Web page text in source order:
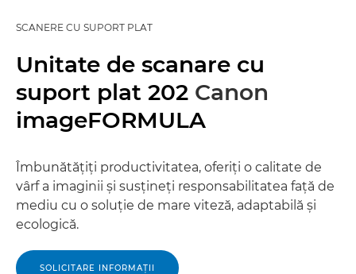
SCANERE CU SUPORT PLAT
Unitate de scanare cu
suport plat 202 Canon
imageFORMULA
Îmbunătăţiţi productivitatea, oferiţi o calitate de
vârf a imaginii şi susţineţi responsabilitatea faţă de
mediu cu o soluţie de mare viteză, adaptabilă şi
ecologică.
SOLICITARE INFORMAŢII